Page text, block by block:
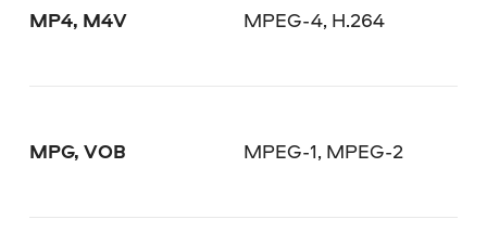
MP4, M4V MPEG-4, H.264
MPG, VOB MPEG-1, MPEG-2